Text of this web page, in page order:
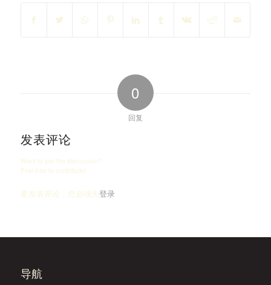
0
回复
发表评论
Want to join the discussion?
Feel free to contribute!
要发表评论，您必须先登录。
导航